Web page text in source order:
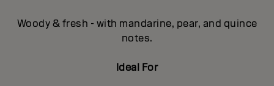
Woody & fresh - with mandarine, pear, and quince
notes.
Ideal For